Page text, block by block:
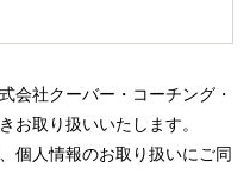
会社クーバー・コーチング・
お取り扱いいたします。
個人情報のお取り扱いにご同